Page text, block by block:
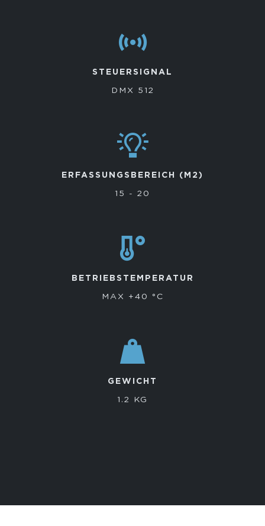
STEUERSIGNAL
DMX 512
ERFASSUNGSBEREICH (M2)
15 - 20
BETRIEBSTEMPERATUR
MAX +40 °C
GEWICHT
1.2 KG